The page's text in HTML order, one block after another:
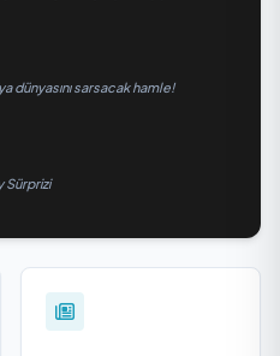
dünyasını sarsacak hamle!
Sürprizi